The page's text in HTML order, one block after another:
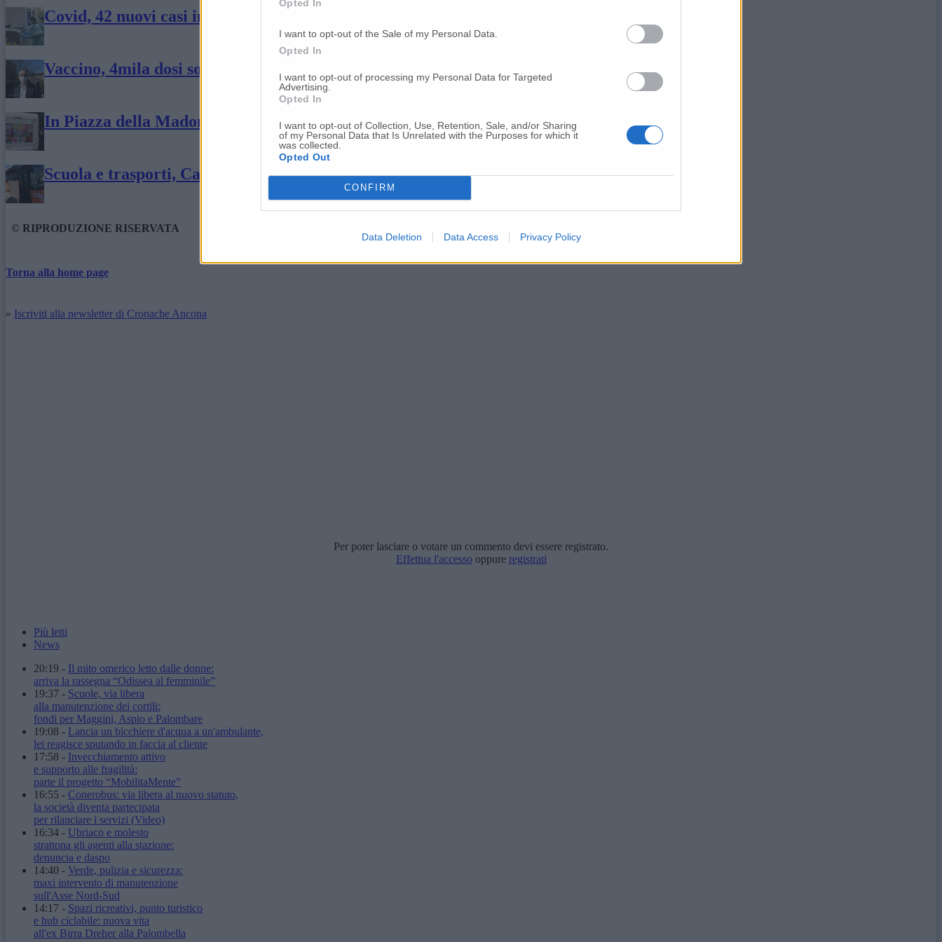
Opted In
I want to opt-out of the Sale of my Personal Data.
Opted In
I want to opt-out of processing my Personal Data for Targeted
Advertising.
Opted In
I want to opt-out of Collection, Use, Retention, Sale, and/or Sharing
of my Personal Data that Is Unrelated with the Purposes for which it
was collected.
Opted Out
CONFIRM
Data Deletion Data Access Privacy Policy
Covid, 42 nuovi casi in provincia Deceduta una 75enne
Vaccino, 4mila dosi somministrate a Sirolo
In Piazza della Madonna arriva il camper vaccinale
Scuola e trasporti, Castelli: «Capienza all’80% e più controlli»
© RIPRODUZIONE RISERVATA
Torna alla home page
» Iscriviti alla newsletter di Cronache Ancona
Per poter lasciare o votare un commento devi essere registrato.
Effettua l'accesso oppure registrati
Più letti
News
20:19 - Il mito omerico letto dalle donne:
arriva la rassegna “Odissea al femminile”
19:37 - Scuole, via libera
alla manutenzione dei cortili:
fondi per Maggini, Aspio e Palombare
19:08 - Lancia un bicchiere d'acqua a un'ambulante,
lei reagisce sputando in faccia al cliente
17:58 - Invecchiamento attivo
e supporto alle fragilità:
parte il progetto “MobilitaMente”
16:55 - Conerobus: via libera al nuovo statuto,
la società diventa partecipata
per rilanciare i servizi (Video)
16:34 - Ubriaco e molesto
strattona gli agenti alla stazione:
denuncia e daspo
14:40 - Verde, pulizia e sicurezza:
maxi intervento di manutenzione
sull'Asse Nord-Sud
14:17 - Spazi ricreativi, punto turistico
e hub ciclabile: nuova vita
all'ex Birra Dreher alla Palombella